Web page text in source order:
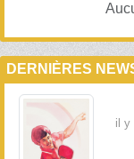
DERNIÈRES
il y